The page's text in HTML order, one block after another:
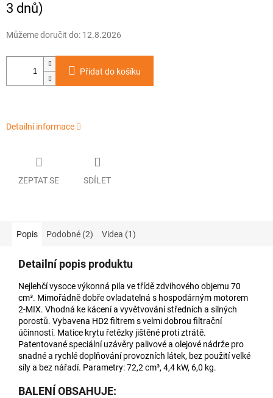
3 dnů)
Můžeme doručit do: 12.8.2026
Přidat do košíku
Detailní informace
ZEPTAT SE SDÍLET
Popis Podobné (2) Videa (1)
Detailní popis produktu
Nejlehčí vysoce výkonná pila ve třídě zdvihového objemu 70
cm³. Mimořádně dobře ovladatelná s hospodárným motorem
2-MIX. Vhodná ke kácení a vyvětvování středních a silných
porostů. Vybavena HD2 filtrem s velmi dobrou filtrační
účinností. Matice krytu řetězky jištěné proti ztrátě.
Patentované speciální uzávěry palivové a olejové nádrže pro
snadné a rychlé doplňování provozních látek, bez použití velké
síly a bez nářadí. Parametry: 72,2 cm³, 4,4 kW, 6,0 kg.
BALENÍ OBSAHUJE: